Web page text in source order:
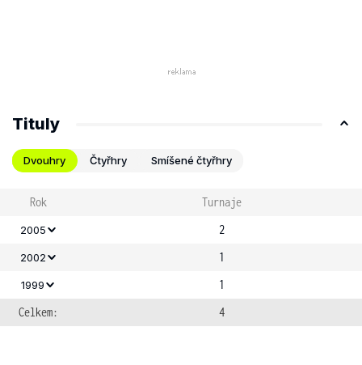
Tituly
Dvouhry Čtyřhry Smíšené čtyřhry
Rok Turnaje
2005 2
2002 1
1999
1
Celkem:
4